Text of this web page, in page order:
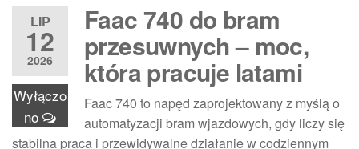
LIP
12
2026
Wyłączo
no
Faac 740 do bram
przesuwnych – moc,
która pracuje latami
Faac 740 to napęd zaprojektowany z myślą o
automatyzacji bram wjazdowych, gdy liczy się
stabilna praca i przewidywalne działanie w codziennym